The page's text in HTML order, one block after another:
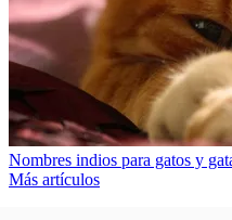
Nombres indios para gatos y
Más artículos